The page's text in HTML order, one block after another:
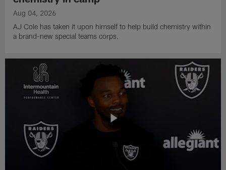
Aug 04, 2026
AJ Cole has taken it upon himself to help build chemistry within
a brand-new special teams corps.